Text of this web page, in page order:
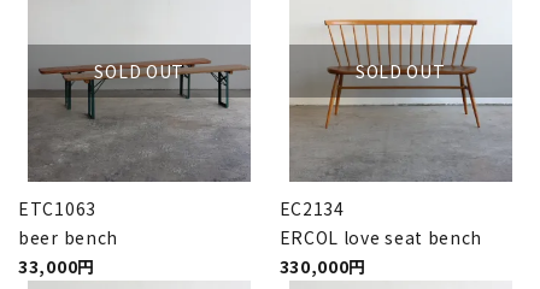
SOLD OUT
ETC1063
beer bench
33,000円
SOLD OUT
EC2134
ERCOL love seat bench
330,000円